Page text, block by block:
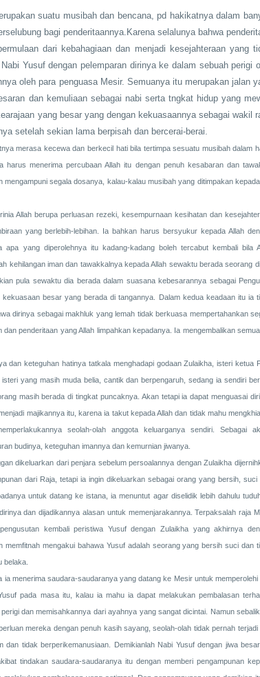
suatu musibah dan bencana, pd hakikatnya dalam
bagi penderitaannya.Karena selalunya bahwa
dari kebahagiaan dan menjadi kesejahteraan yang
Yusuf dengan pelemparan dirinya ke dalam sebuah perigi
oleh para penguasa Mesir. Semuanya itu merupakan jalan
dan kemuliaan sebagai nabi serta tngkat hidup yang
yang besar yang dengan kekuasaannya sebagai wakil
setelah sekian lama berpisah dan bercerai-berai.
merasa kecewa dan berkecil hati bila tertimpa sesuatu musibah dalam
menerima percubaan Allah itu dengan penuh kesabaran dan
segala dosanya, kalau-kalau musibah yang ditimpakan
Allah berupa perluasan rezeki, kesempurnaan kesihatan dan
yang berlebih-lebihan. Ia bahkan harus bersyukur kepada Allah
yang diperolehnya itu kadang-kadang boleh tercabut kembali bila
kehilangan iman dan tawakkalnya kepada Allah sewaktu berada seorang
pula sewaktu dia berada dalam suasana kebesarannya sebagai
besar yang berada di tangannya. Dalam kedua keadaan itu ia
dirinya sebagai makhluk yang lemah tidak berkuasa mempertahankan
penderitaan yang Allah limpahkan kepadanya. Ia mengembalikan
dan keteguhan hatinya tatkala menghadapi godaan Zulaikha, isteri ketua
yang masih muda belia, cantik dan berpengaruh, sedang ia sendiri
masih berada di tingkat puncaknya. Akan tetapi ia dapat menguasai
majikannya itu, karena ia takut kepada Allah dan tidak mahu
seolah-olah anggota keluarganya sendiri. Sebagai
budinya, keteguhan imannya dan kemurnian jiwanya.
dikeluarkan dari penjara sebelum persoalannya dengan Zulaikha
dari Raja, tetapi ia ingin dikeluarkan sebagai orang yang bersih, suci
untuk datang ke istana, ia menuntut agar diselidik lebih dahulu
dan dijadikannya alasan untuk memenjarakannya. Terpaksalah raja
kembali peristiwa Yusuf dengan Zulaikha yang akhirnya
mengakui bahawa Yusuf adalah seorang yang bersih suci dan
belaka.
menerima saudara-saudaranya yang datang ke Mesir untuk memperolehi
pada masa itu, kalau ia mahu ia dapat melakukan pembalasan
dan memisahkannya dari ayahnya yang sangat dicintai. Namun
mereka dengan penuh kasih sayang, seolah-olah tidak pernah terjadi
tidak berperikemanusiaan. Demikianlah Nabi Yusuf dengan jiwa
tindakan saudara-saudaranya itu dengan memberi pengampunan